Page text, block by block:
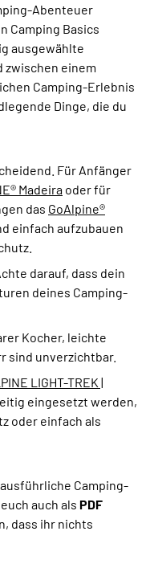
Abenteuer
Camping Basics
ausgewählte
zwischen einem
Camping-Erlebnis
Dinge, die du
Für Anfänger
Madeira oder für
das GoAlpine®
einfach aufzubauen
darauf, dass dein
deines Camping-
Kocher, leichte
sind unverzichtbar.
LIGHT-TREK |
eingesetzt werden,
oder einfach als
Camping-
auch als PDF
dass ihr nichts